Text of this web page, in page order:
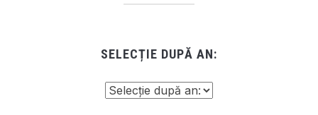
SELECȚIE DUPĂ AN: